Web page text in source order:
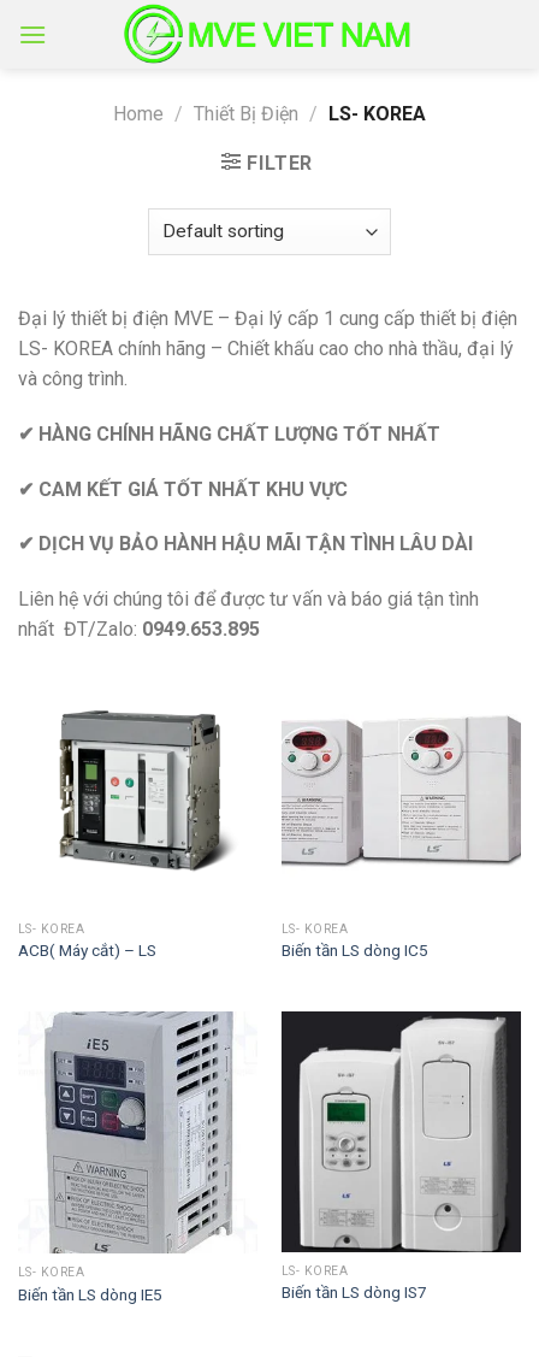
Home / Thiết Bị Điện / LS- KOREA
FILTER
Đại lý thiết bị điện MVE – Đại lý cấp 1 cung cấp thiết bị điện
LS- KOREA chính hãng – Chiết khấu cao cho nhà thầu, đại lý
và công trình.
✔ HÀNG CHÍNH HÃNG CHẤT LƯỢNG TỐT NHẤT
✔ CAM KẾT GIÁ TỐT NHẤT KHU VỰC
✔ DỊCH VỤ BẢO HÀNH HẬU MÃI TẬN TÌNH LÂU DÀI
Liên hệ với chúng tôi để được tư vấn và báo giá tận tình
nhất ĐT/Zalo: 0949.653.895
LS- KOREA
ACB( Máy cắt) – LS
LS- KOREA
Biến tần LS dòng IC5
LS- KOREA
Biến tần LS dòng IE5
LS- KOREA
Biến tần LS dòng IS7